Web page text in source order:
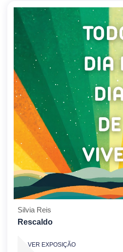
Silvia Reis
Rescaldo
VER EXPOSIÇÃO